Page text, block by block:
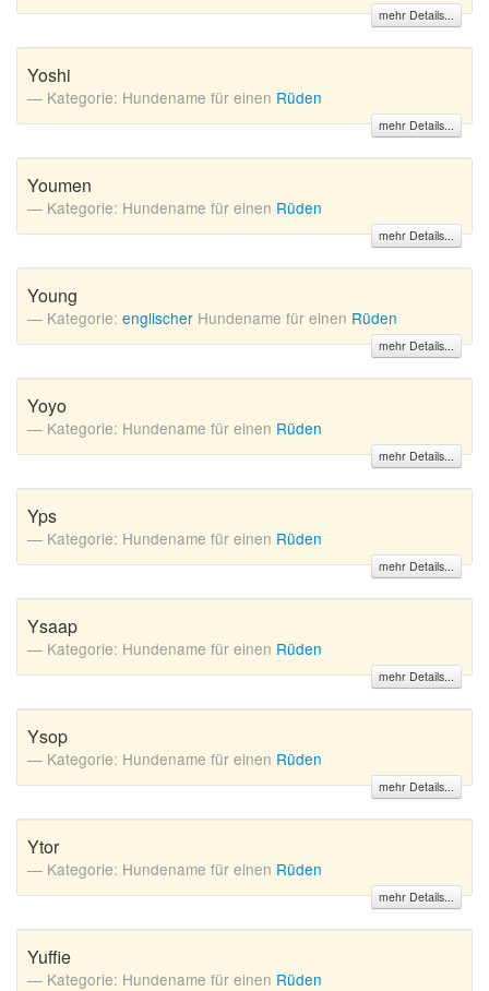
mehr Details...
Yoshi
Kategorie: Hundename für einen Rüden
mehr Details...
Youmen
Kategorie: Hundename für einen Rüden
mehr Details...
Young
Kategorie: englischer Hundename für einen Rüden
mehr Details...
Yoyo
Kategorie: Hundename für einen Rüden
mehr Details...
Yps
Kategorie: Hundename für einen Rüden
mehr Details...
Ysaap
Kategorie: Hundename für einen Rüden
mehr Details...
Ysop
Kategorie: Hundename für einen Rüden
mehr Details...
Ytor
Kategorie: Hundename für einen Rüden
mehr Details...
Yuffie
Kategorie: Hundename für einen Rüden